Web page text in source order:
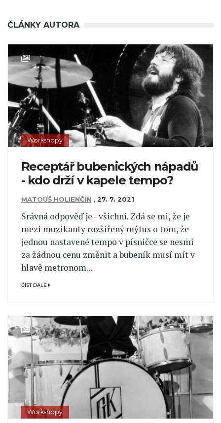
ČLÁNKY AUTORA
Workshopy
Receptář bubenických nápadů
- kdo drží v kapele tempo?
MATOUŠ HOLIENČIN , 27. 7. 2021
Srávná odpověď je - všichni. Zdá se mi, že je
mezi muzikanty rozšířený mýtus o tom, že
jednou nastavené tempo v písničce se nesmí
za žádnou cenu změnit a bubeník musí mít v
hlavě metronom...
ČÍST DÁLE
Workshopy